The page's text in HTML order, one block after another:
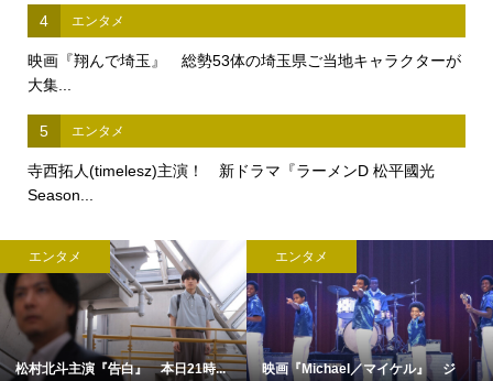
4 エンタメ
映画『翔んで埼玉』 総勢53体の埼玉県ご当地キャラクターが
大集...
5 エンタメ
寺西拓人(timelesz)主演！ 新ドラマ『ラーメンD 松平國光
Season...
エンタメ
松村北斗主演『告白』 本日21時...
エンタメ
映画『Michael／マイケル』 ジ